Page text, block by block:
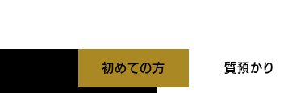
初めての方 質預かり